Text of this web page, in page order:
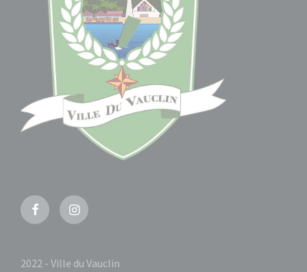
FacebookInstagram
2022 - Ville du Vauclin